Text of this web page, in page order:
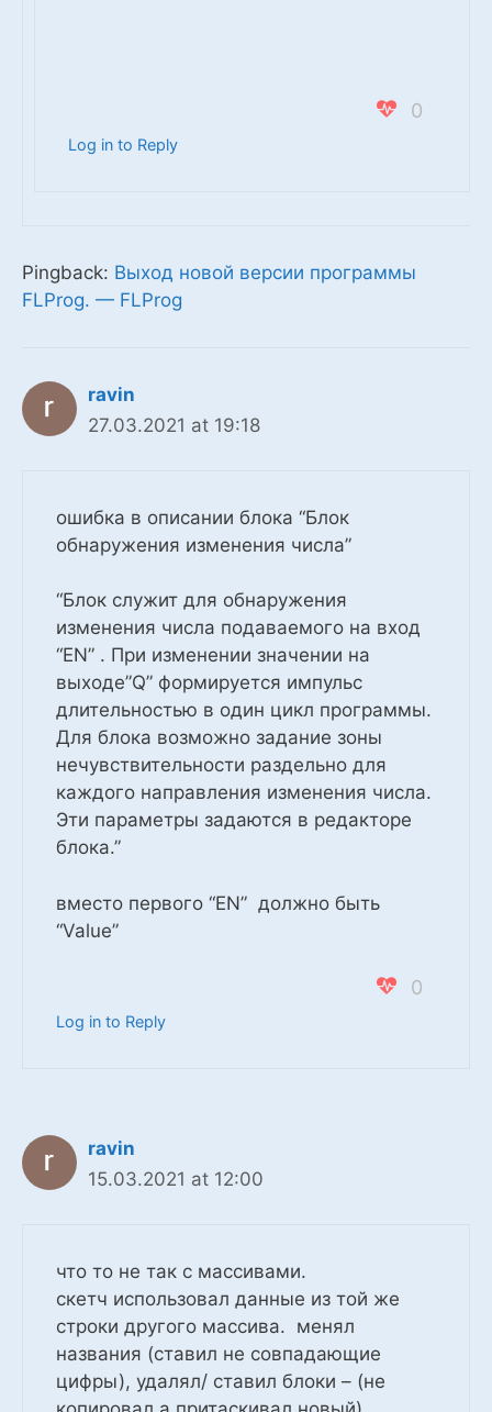
0
Log in to Reply
Pingback: Выход новой версии программы
FLProg. — FLProg
ravin
27.03.2021 at 19:18
ошибка в описании блока “Блок
обнаружения изменения числа”
“Блок служит для обнаружения
изменения числа подаваемого на вход
“EN” . При изменении значении на
выходе”Q” формируется импульс
длительностью в один цикл программы.
Для блока возможно задание зоны
нечувствительности раздельно для
каждого направления изменения числа.
Эти параметры задаются в редакторе
блока.”
вместо первого “EN” должно быть
“Value”
0
Log in to Reply
ravin
15.03.2021 at 12:00
что то не так с массивами.
скетч использовал данные из той же
строки другого массива. менял
названия (ставил не совпадающие
цифры), удалял/ ставил блоки – (не